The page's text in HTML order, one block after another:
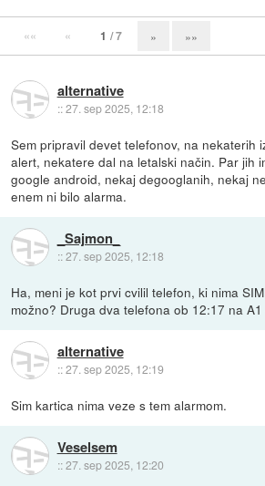
«« « 1 / 7 » »»
alternative
::27. sep 2025, 12:18
Sem pripravil devet telefonov, na nekaterih
alert, nekatere dal na letalski način. Par jih
google android, nekaj degooglanih, nekaj
enem ni bilo alarma.
_Sajmon_
::27. sep 2025, 12:18
Ha, meni je kot prvi cvilil telefon, ki nima
možno? Druga dva telefona ob 12:17 na
alternative
::27. sep 2025, 12:19
Sim kartica nima veze s tem alarmom.
Veselsem
::27. sep 2025, 12:20